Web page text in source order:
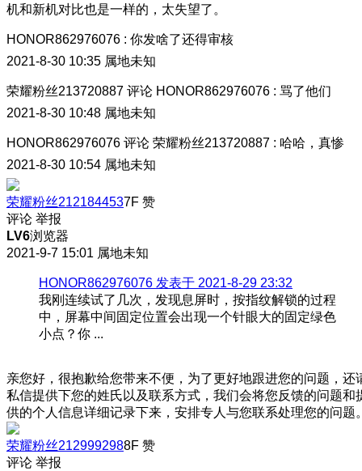
机和新机对比也是一样的，太失望了。
HONOR862976076 : 你发啥了还得审核
2021-8-30 10:35 属地未知
荣耀粉丝213720887 评论 HONOR862976076 : 骂了他们
2021-8-30 10:48 属地未知
HONOR862976076 评论 荣耀粉丝213720887 : 哈哈，真惨
2021-8-30 10:54 属地未知
荣耀粉丝2121844537F 赞
评论 举报
LV6浏览器
2021-9-7 15:01 属地未知
HONOR862976076 发表于 2021-8-29 23:32
我刚连续试了几次，发现息屏时，按指纹解锁的过程
中，屏幕中间固定位置会出现一个针眼大的固定绿色
小点？你 ...
亲您好，很抱歉给您带来不便，为了更好地跟进您的问题，还
私信提供下您的姓氏以及联系方式，我们会将您反馈的问题和
供的个人信息详细记录下来，安排专人与您联系处理您的问题
荣耀粉丝2129992988F 赞
评论 举报